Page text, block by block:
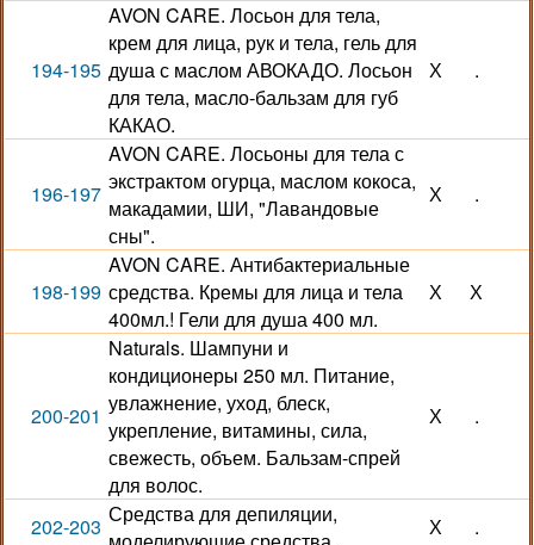
194-195
AVON CARE. Лосьон для тела,
крем для лица, рук и тела, гель для
душа с маслом АВОКАДО. Лосьон
для тела, масло-бальзам для губ
КАКАО.
Х .
196-197
AVON CARE. Лосьоны для тела с
экстрактом огурца, маслом кокоса,
макадамии, ШИ, "Лавандовые
сны".
Х .
198-199
AVON CARE. Антибактериальные
средства. Кремы для лица и тела
400мл.! Гели для душа 400 мл.
Х Х
200-201
Naturals. Шампуни и
кондиционеры 250 мл. Питание,
увлажнение, уход, блеск,
укрепление, витамины, сила,
свежесть, объем. Бальзам-спрей
для волос.
Х .
202-203 Средства для депиляции,
Х .